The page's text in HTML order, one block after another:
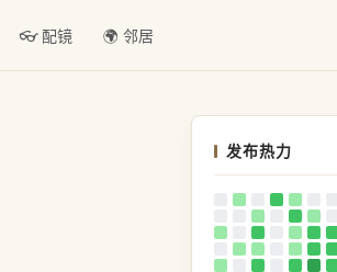
👓 配镜 🌍 邻居
发布热力